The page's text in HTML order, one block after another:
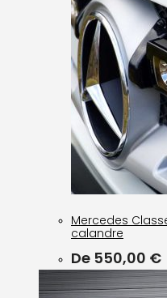
Mercedes
calandre
De 550,00 €